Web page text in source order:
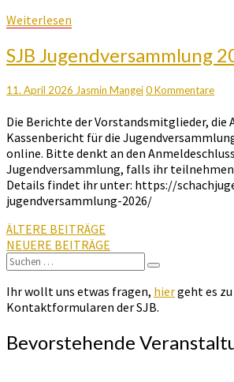
Weiterlesen
SJB
Jugendversammlung
SJB Jugendversammlung
11. April 2026 Jasmin MangeiKommentare
0 Kommentare
Die Berichte der Vorstandsmitglieder, die
Kassenbericht für die
online. Bitte denkt an den Anmeldeschluss
Jugendversammlung, falls ihr
Details findet ihr unter: https://
jugendversammlung-2026/
Beitragsnavigation
ÄLTERE BEITRÄGE
NEUERE BEITRÄGE
Suchen
nach:
Suchen
Ihr wollt uns etwas fragen, hiergeht es zu
Kontaktformularen der SJB.
Bevorstehende